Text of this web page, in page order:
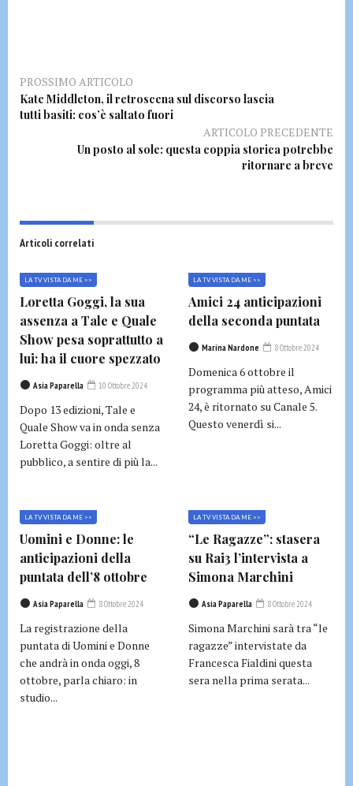
PROSSIMO ARTICOLO
Kate Middleton, il retroscena sul discorso lascia
tutti basiti: cos’è saltato fuori
ARTICOLO PRECEDENTE
Un posto al sole: questa coppia storica potrebbe
ritornare a breve
Articoli correlati
LA TV VISTA DA ME >>
Loretta Goggi, la sua
assenza a Tale e Quale
Show pesa soprattutto a
lui: ha il cuore spezzato
Asia Paparella 10 Ottobre 2024
Dopo 13 edizioni, Tale e
Quale Show va in onda senza
Loretta Goggi: oltre al
pubblico, a sentire di più la...
LA TV VISTA DA ME >>
Amici 24 anticipazioni
della seconda puntata
Marina Nardone 8 Ottobre 2024
Domenica 6 ottobre il
programma più atteso, Amici
24, è ritornato su Canale 5.
Questo venerdì si...
LA TV VISTA DA ME >>
Uomini e Donne: le
anticipazioni della
puntata dell’8 ottobre
Asia Paparella 8 Ottobre 2024
La registrazione della
puntata di Uomini e Donne
che andrà in onda oggi, 8
ottobre, parla chiaro: in
studio...
LA TV VISTA DA ME >>
“Le Ragazze”: stasera
su Rai3 l’intervista a
Simona Marchini
Asia Paparella 8 Ottobre 2024
Simona Marchini sarà tra “le
ragazze” intervistate da
Francesca Fialdini questa
sera nella prima serata...